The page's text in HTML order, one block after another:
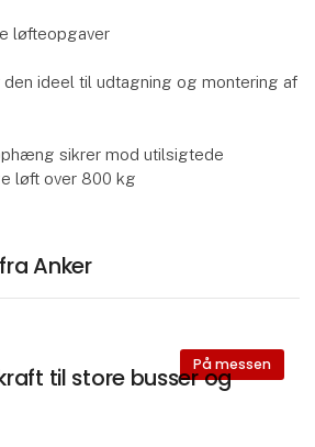
løfteopgaver
ideel til udtagning og montering af
sikrer mod utilsigtede
løft over 800 kg
Anker
På messen
til store busser og